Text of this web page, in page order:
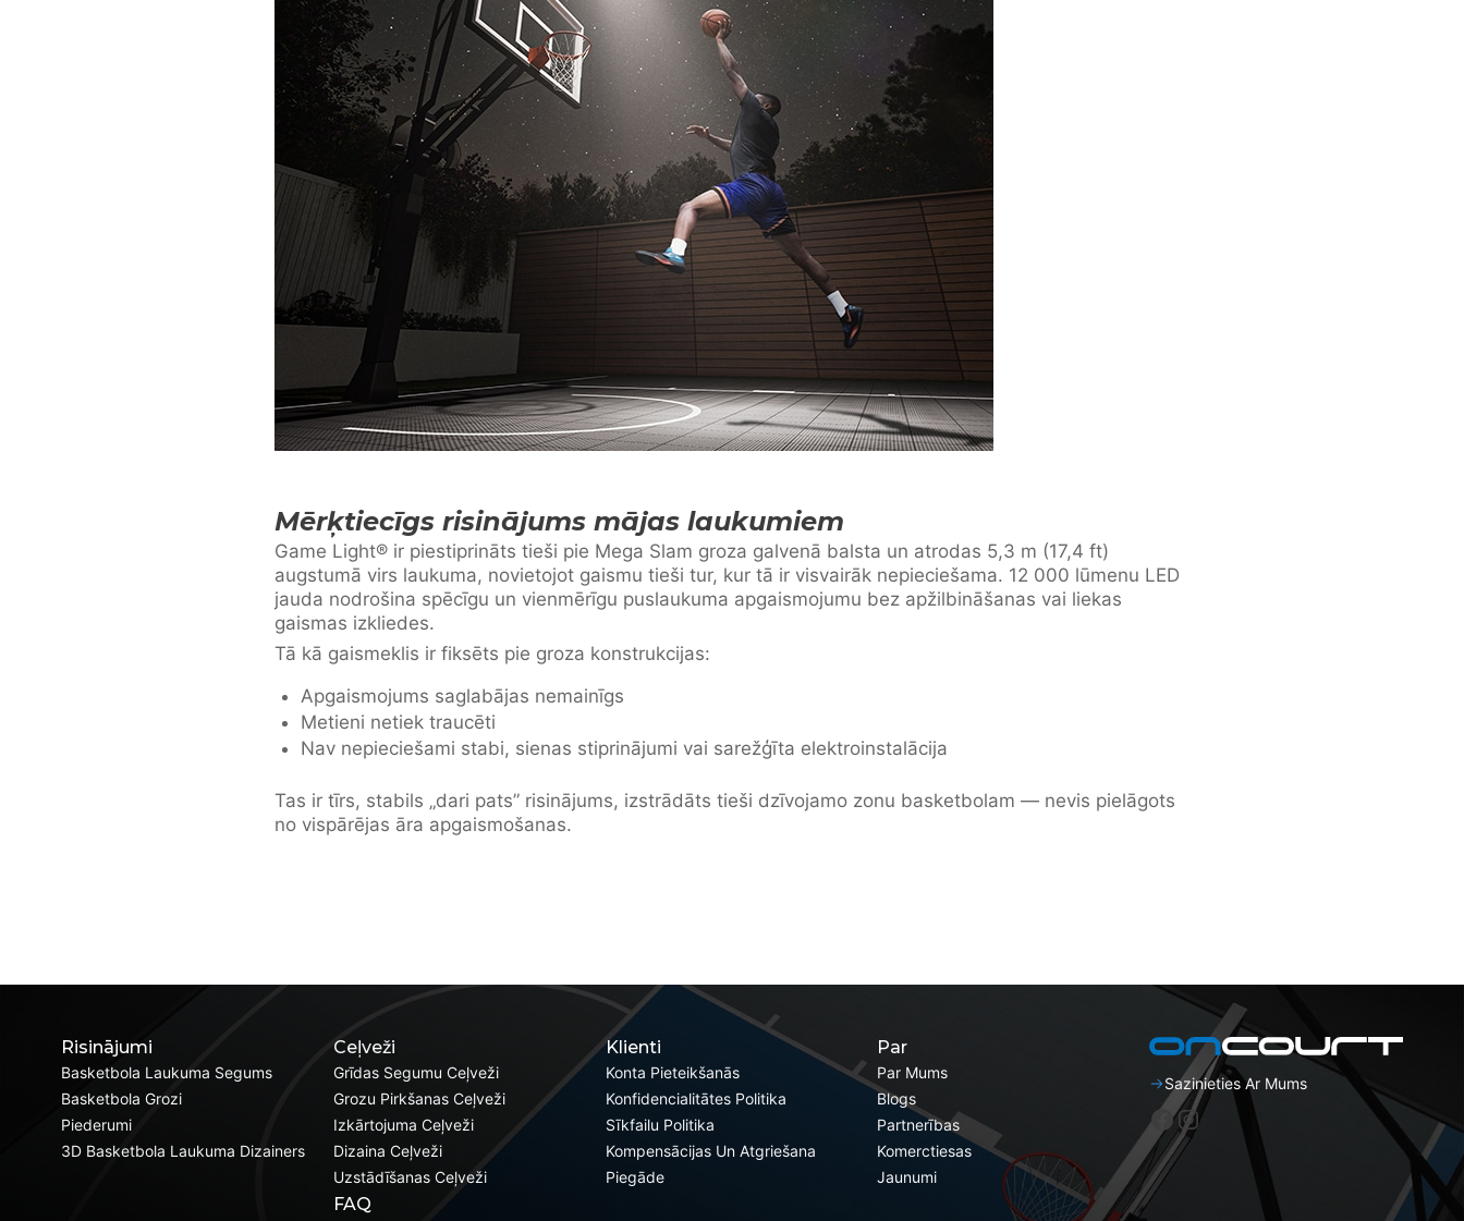
Mērķtiecīgs risinājums mājas laukumiem
Game Light® ir piestiprināts tieši pie Mega Slam groza galvenā balsta un atrodas 5,3 m (17,4 ft)
augstumā virs laukuma, novietojot gaismu tieši tur, kur tā ir visvairāk nepieciešama. 12 000 lūmenu LED
jauda nodrošina spēcīgu un vienmērīgu puslaukuma apgaismojumu bez apžilbināšanas vai liekas
gaismas izkliedes.
Tā kā gaismeklis ir fiksēts pie groza konstrukcijas:
Apgaismojums saglabājas nemainīgs
Metieni netiek traucēti
Nav nepieciešami stabi, sienas stiprinājumi vai sarežģīta elektroinstalācija
Tas ir tīrs, stabils „dari pats” risinājums, izstrādāts tieši dzīvojamo zonu basketbolam — nevis pielāgots
no vispārējas āra apgaismošanas.
Risinājumi
Basketbola Laukuma Segums
Basketbola Grozi
Piederumi
3D Basketbola Laukuma Dizainers
Ceļveži
Grīdas Segumu Ceļveži
Grozu Pirkšanas Ceļveži
Izkārtojuma Ceļveži
Dizaina Ceļveži
Uzstādīšanas Ceļveži
FAQ
Klienti
Konta Pieteikšanās
Konfidencialitātes Politika
Sīkfailu Politika
Kompensācijas Un Atgriešana
Piegāde
Par
Par Mums
Blogs
Partnerības
Komerctiesas
Jaunumi
Sazinieties Ar Mums
Facebook
Instagram